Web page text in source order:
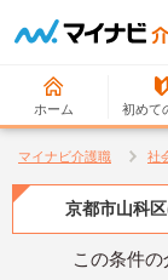
ホーム 初めて
マイナビ介護職 社
京都市山科
この条件